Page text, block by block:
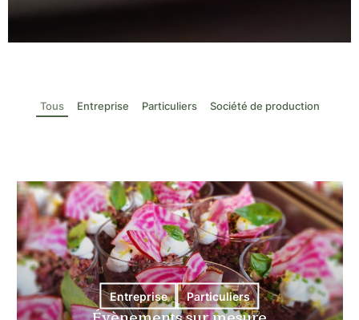
Tous Entreprise Particuliers Société de production
Entreprise Particuliers